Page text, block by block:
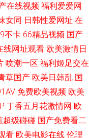
在线视频 福利爱爱网
女同 日韩性爱网址 在
不卡 66精品视频 国产
线网址观看 欧美激情日
喷潮一区 福利姬足交在
草国产 欧美日韩乱 国
免费欧美视频 欧美
丁香五月花激情网 欧
超级碰碰 国产免费看二
看 欧美电影在线 伦理